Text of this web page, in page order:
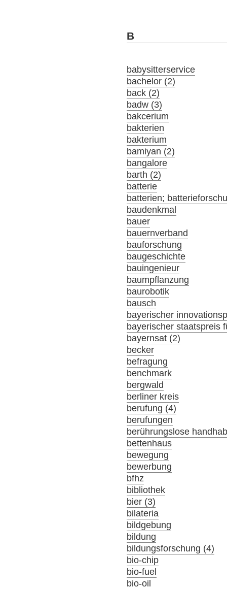
B
babysitterservice
bachelor (2)
back (2)
badw (3)
bakcerium
bakterien
bakterium
bamiyan (2)
bangalore
barth (2)
batterie
batterien;
baudenkmal
bauer
bauernverband
bauforschung
baugeschichte
bauingenieur
baumpflanzung
baurobotik
bausch
bayerischer
bayerischer staatspreis
bayernsat (2)
becker
befragung
benchmark
bergwald
berliner kreis
berufung (4)
berufungen
berührungslose
bettenhaus
bewegung
bewerbung
bfhz
bibliothek
bier (3)
bilateria
bildgebung
bildung
bildungsforschung (4)
bio-chip
bio-fuel
bio-oil